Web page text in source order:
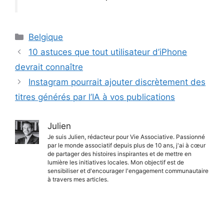
Catégories
Belgique
10 astuces que tout utilisateur d’iPhone
devrait connaître
Instagram pourrait ajouter discrètement des
titres générés par l’IA à vos publications
Julien
Je suis Julien, rédacteur pour Vie Associative. Passionné
par le monde associatif depuis plus de 10 ans, j'ai à cœur
de partager des histoires inspirantes et de mettre en
lumière les initiatives locales. Mon objectif est de
sensibiliser et d'encourager l'engagement communautaire
à travers mes articles.